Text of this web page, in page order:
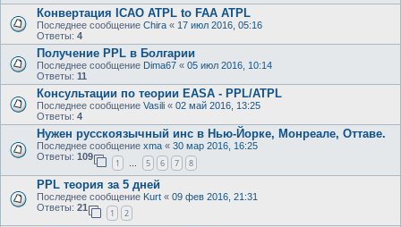
Конвертация ICAO ATPL to FAA ATPL
Последнее сообщение Chira « 17 июл 2016, 05:16
Ответы: 4
Получение PPL в Болгарии
Последнее сообщение Dima67 « 05 июл 2016, 10:14
Ответы: 11
Консультации по теории EASA - PPL/ATPL
Последнее сообщение Vasili « 02 май 2016, 13:25
Ответы: 4
Нужен русскоязычный инс в Нью-Йорке, Монреале, Оттаве.
Последнее сообщение xma « 30 мар 2016, 16:25
Ответы: 109
1 … 5 6 7 8
PPL теория за 5 дней
Последнее сообщение Kurt « 09 фев 2016, 21:31
Ответы: 21
1 2